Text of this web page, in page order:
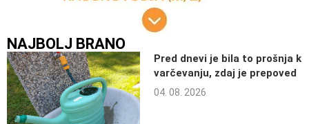
NAJBOLJ BRANO
Pred dnevi je bila to prošnja k
varčevanju, zdaj je prepoved
04. 08. 2026